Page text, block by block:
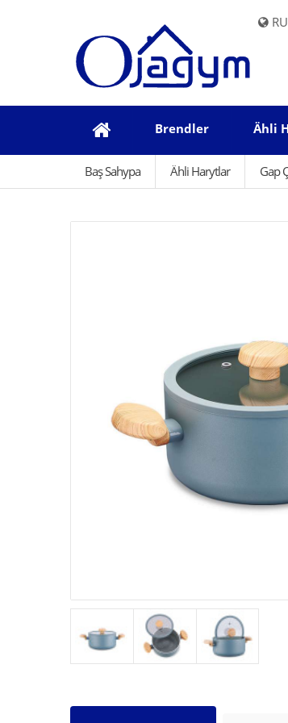
RU
Brendler Ähli
Baş Sahypa Ähli Harytlar Gap